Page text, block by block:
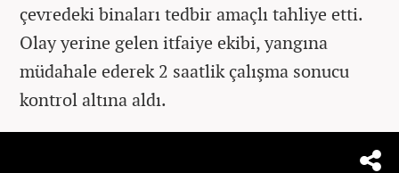
çevredeki binaları tedbir amaçlı tahliye etti.
Olay yerine gelen itfaiye ekibi, yangına
müdahale ederek 2 saatlik çalışma sonucu
kontrol altına aldı.